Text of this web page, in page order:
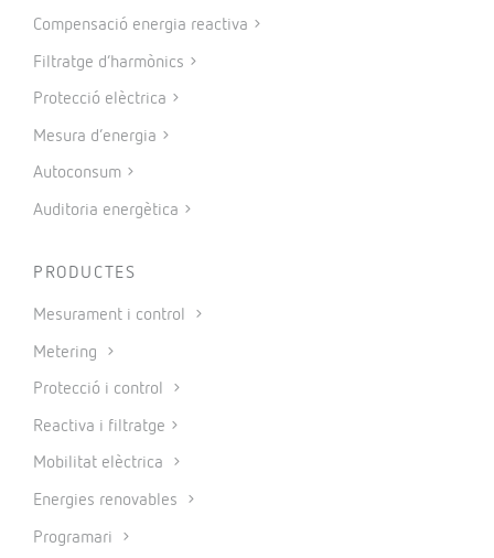
Compensació energia reactiva
Filtratge d’harmònics
Protecció elèctrica
Mesura d’energia
Autoconsum
Auditoria energètica
PRODUCTES
Mesurament i control
Metering
Protecció i control
Reactiva i filtratge
Mobilitat elèctrica
Energies renovables
Programari